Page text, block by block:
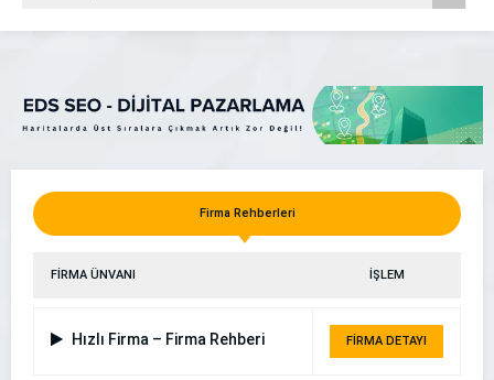
Firma Rehberleri
FİRMA ÜNVANI İŞLEM
Hızlı Firma – Firma Rehberi FİRMA DETAYI